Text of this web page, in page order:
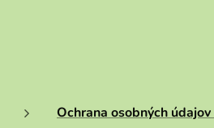
Ochrana osobných údajov